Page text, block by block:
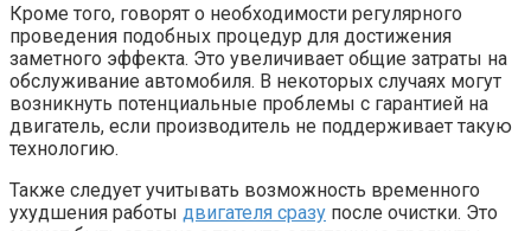
Кроме того, говорят о необходимости регулярного
проведения подобных процедур для достижения
заметного эффекта. Это увеличивает общие затраты на
обслуживание автомобиля. В некоторых случаях могут
возникнуть потенциальные проблемы с гарантией на
двигатель, если производитель не поддерживает такую
технологию.
Также следует учитывать возможность временного
ухудшения работы двигателя сразу после очистки. Это